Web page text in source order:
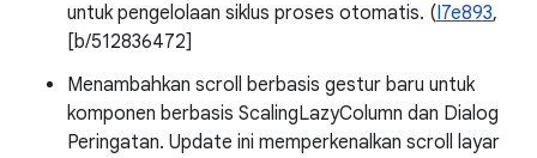
untuk pengelolaan siklus proses otomatis. (I7e893,
[b/512836472]
Menambahkan scroll berbasis gestur baru untuk
komponen berbasis ScalingLazyColumn dan Dialog
Peringatan. Update ini memperkenalkan scroll layar